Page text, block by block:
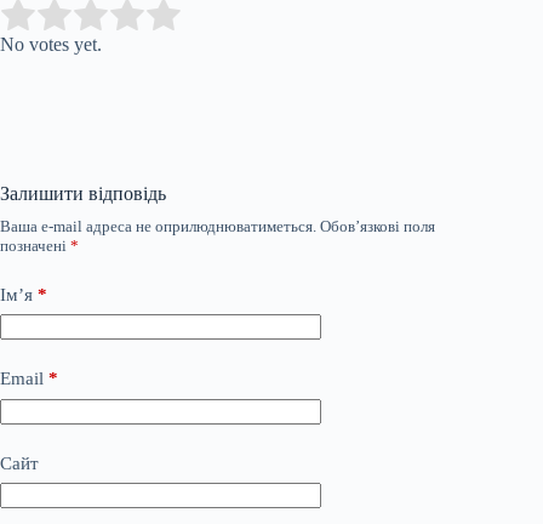
Rate this item:
No votes yet.
Залишити відповідь
Ваша e-mail адреса не оприлюднюватиметься. Обов’язкові поля
позначені *
Ім’я *
Email *
Сайт